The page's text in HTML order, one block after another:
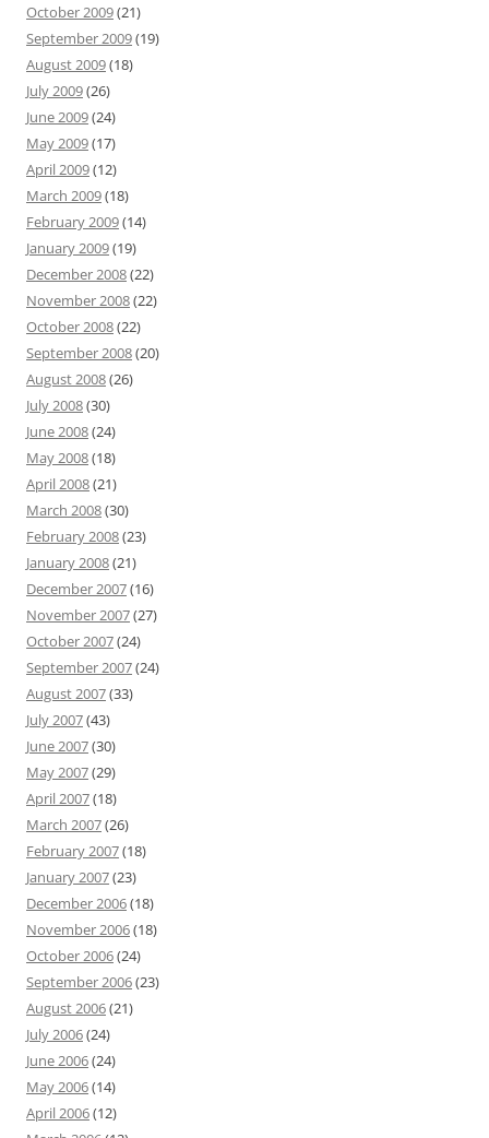
October 2009(21)
September 2009(19)
August 2009(18)
July 2009(26)
June 2009(24)
May 2009(17)
April 2009(12)
March 2009(18)
February 2009(14)
January 2009(19)
December 2008(22)
November 2008(22)
October 2008(22)
September 2008(20)
August 2008(26)
July 2008(30)
June 2008(24)
May 2008(18)
April 2008(21)
March 2008(30)
February 2008(23)
January 2008(21)
December 2007(16)
November 2007(27)
October 2007(24)
September 2007(24)
August 2007(33)
July 2007(43)
June 2007(30)
May 2007(29)
April 2007(18)
March 2007(26)
February 2007(18)
January 2007(23)
December 2006(18)
November 2006(18)
October 2006(24)
September 2006(23)
August 2006(21)
July 2006(24)
June 2006(24)
May 2006(14)
April 2006(12)